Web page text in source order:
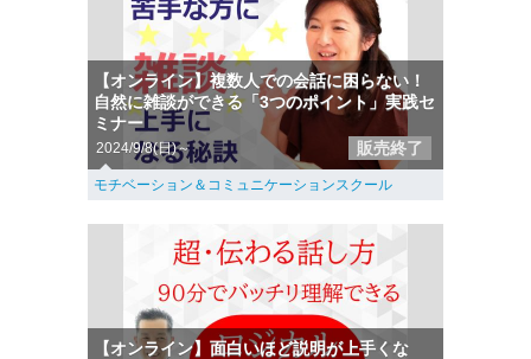
【オンライン】複数人での会話に困らない！
自然に雑談ができる「3つのポイント」実践セ
ミナー
2024/9/8(日)～ 販売終了
モチベーション＆コミュニケーションスクール
【オンライン】面白いほど説明が上手くな